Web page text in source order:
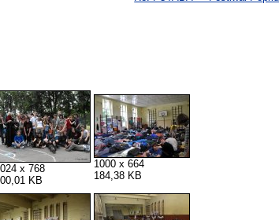
x 768
KB
1000 x 664
184,38 KB